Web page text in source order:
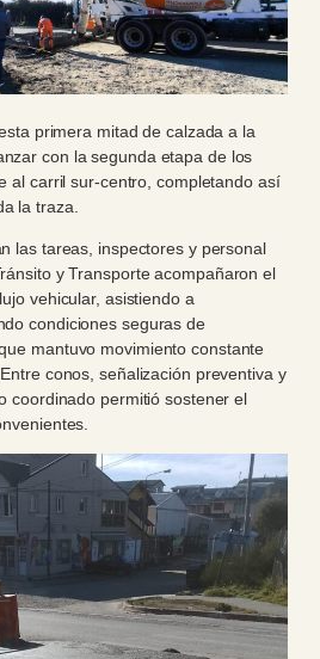
primera mitad de calzada a la
con la segunda etapa de los
al carril sur-centro, completando así
la traza.
las tareas, inspectores y personal
y Transporte acompañaron el
vehicular, asistiendo a
condiciones seguras de
mantuvo movimiento constante
conos, señalización preventiva y
coordinado permitió sostener el